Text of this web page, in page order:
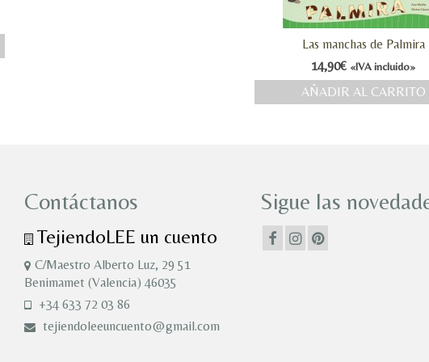
Las manchas de Palmira
14,90€ «IVA incluido»
AÑADIR AL CARRITO
Contáctanos
TejiendoLEE un cuento
C/Maestro Alberto Luz, 29 51
Benimamet (Valencia) 46035
+34 633 72 03 86
tejiendoleeuncuento@gmail.com
Sigue las